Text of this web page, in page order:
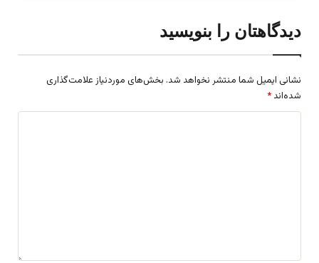
دیدگاهتان را بنویسید
نشانی ایمیل شما منتشر نخواهد شد. بخش‌های موردنیاز علامت‌گذاری
شده‌اند *